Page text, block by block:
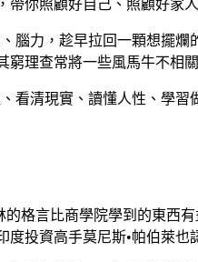
帶你照顧好自己、照顧好家
腦力，趁早拉回一顆想擺
理查常將一些風馬牛不
看清現實、讀懂人性、學
格言比商學院學到的東西
投資高手莫尼斯•帕伯萊